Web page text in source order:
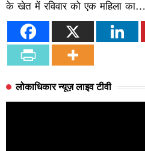
के खेत में रविवार को एक महिला का…
लोकाधिकार न्यूज़ लाइव टीवी